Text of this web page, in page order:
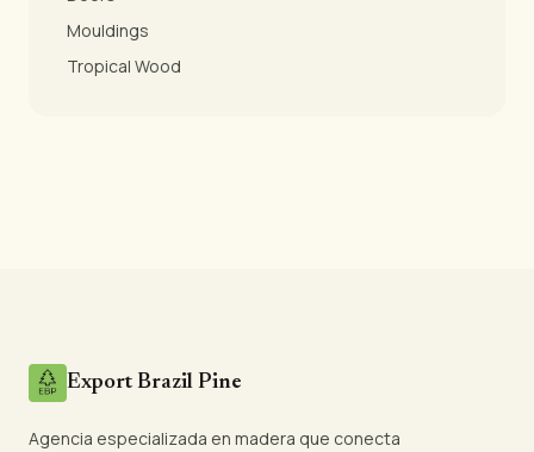
Mouldings
Tropical Wood
Export Brazil Pine
Agencia especializada en madera que conecta